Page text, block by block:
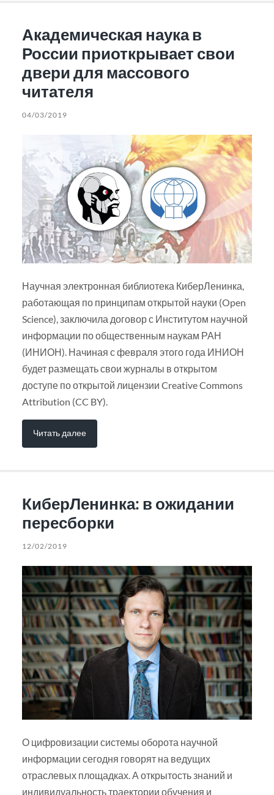
Академическая наука в
России приоткрывает свои
двери для массового
читателя
04/03/2019
Научная электронная библиотека КиберЛенинка,
работающая по принципам открытой науки (Open
Science), заключила договор с Институтом научной
информации по общественным наукам РАН
(ИНИОН). Начиная с февраля этого года ИНИОН
будет размещать свои журналы в открытом
доступе по открытой лицензии Creative Commons
Attribution (CC BY).
Читать далее
КиберЛенинка: в ожидании
пересборки
12/02/2019
О цифровизации системы оборота научной
информации сегодня говорят на ведущих
отраслевых площадках. А открытость знаний и
индивидуальность траектории обучения и